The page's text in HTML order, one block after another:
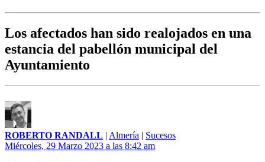
Los afectados han sido realojados en una
estancia del pabellón municipal del
Ayuntamiento
ROBERTO RANDALL | Almería | Sucesos
Miércoles, 29 Marzo 2023 a las 8:42 am